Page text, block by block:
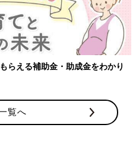
らえる補助金・助成金をわかり
覧へ